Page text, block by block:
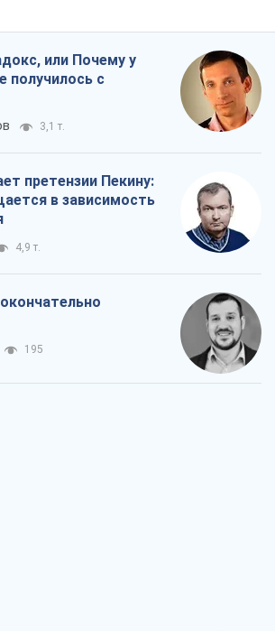
или Почему у
получилось с
3,1 т.
претензии Пекину:
в зависимость
4,9 т.
195